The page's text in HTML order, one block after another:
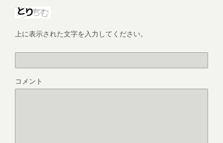
上に表示された文字を入力してください。
コメント